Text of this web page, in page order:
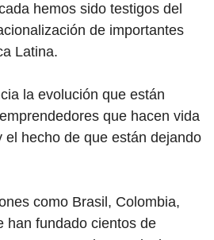
hemos sido testigos del
de importantes
Latina.
la evolución que están
que hacen vida
el hecho de que están dejando
como Brasil, Colombia,
han fundado cientos de